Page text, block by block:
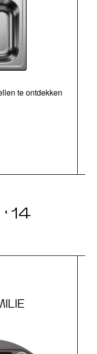
te ontdekken
14